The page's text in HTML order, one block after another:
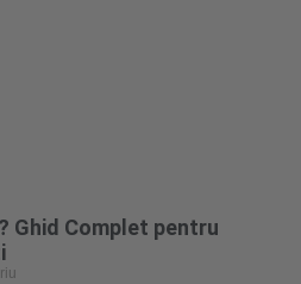
Ghid Complet pentru